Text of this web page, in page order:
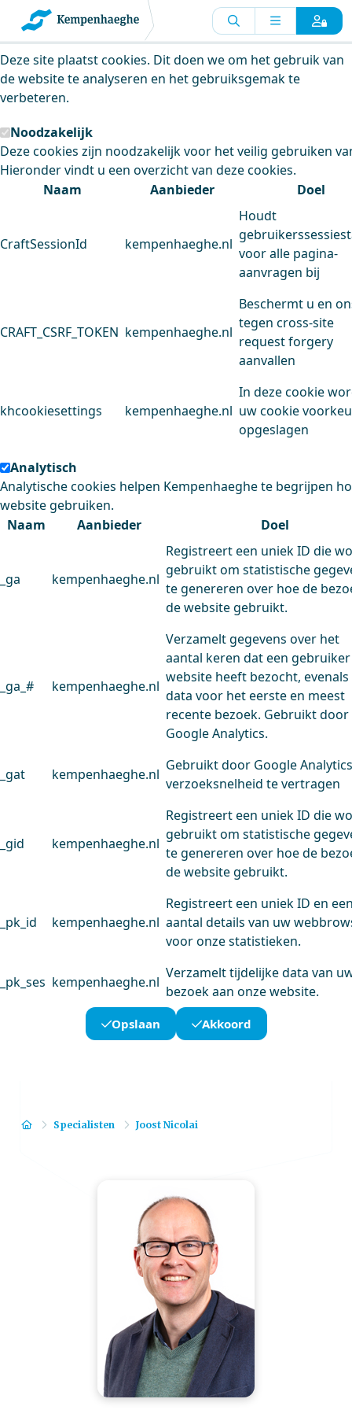
Kempenhaeghe maakt gebruik van
cookies
Deze site plaatst cookies. Dit doen we om het gebruik van
de website te analyseren en het gebruiksgemak te
verbeteren.
Noodzakelijk
Deze cookies zijn noodzakelijk voor het veilig gebruiken
Hieronder vindt u een overzicht van deze cookies.
Naam
Aanbieder Doel
CraftSessionId kempenhaeghe.nl
Houdt
voor alle pagina-
aanvragen bij
CRAFT_CSRF_TOKEN kempenhaeghe.nl
Beschermt u en
tegen cross-site
request forgery
aanvallen
khcookiesettings kempenhaeghe.nl
In deze cookie
uw cookie
opgeslagen
Analytisch
Analytische cookies helpen Kempenhaeghe te begrijpen
website gebruiken.
Naam
Aanbieder Doel
_ga kempenhaeghe.nl
Registreert een uniek ID die
gebruikt om statistische
te genereren over hoe de
de website gebruikt.
_ga_# kempenhaeghe.nl
Verzamelt gegevens over het
aantal keren dat een
website heeft bezocht, evenals
data voor het eerste en meest
recente bezoek. Gebruikt door
Google Analytics.
_gat kempenhaeghe.nl
Gebruikt door Google
verzoeksnelheid te vertragen
_gid kempenhaeghe.nl
Registreert een uniek ID die
gebruikt om statistische
te genereren over hoe de
de website gebruikt.
_pk_id kempenhaeghe.nl
Registreert een uniek ID en
aantal details van uw
voor onze statistieken.
_pk_ses kempenhaeghe.nl
Verzamelt tijdelijke data van
bezoek aan onze website.
Opslaan Akkoord
HomeSpecialisten Joost Nicolai